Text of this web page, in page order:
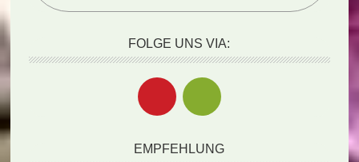
FOLGE UNS VIA:
EMPFEHLUNG